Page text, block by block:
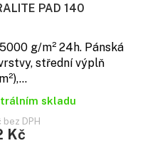
PAD 140
g/m² 24h. Pánská
střední výplň
skladu
bez DPH
Kč